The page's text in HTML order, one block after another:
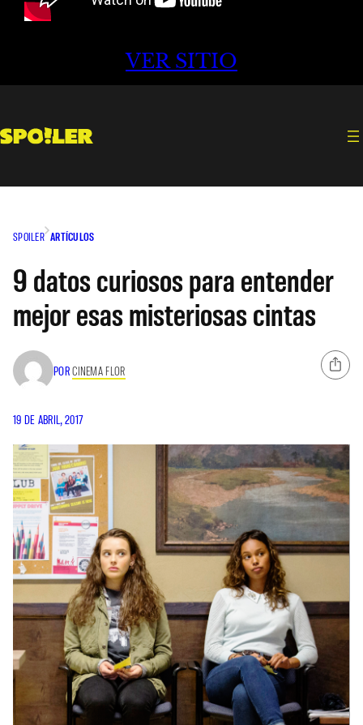
VER SITIO
SPOILER ARTÍCULOS
9 datos curiosos para entender
mejor esas misteriosas cintas
PORCINEMA FLOR
19 DE ABRIL, 2017